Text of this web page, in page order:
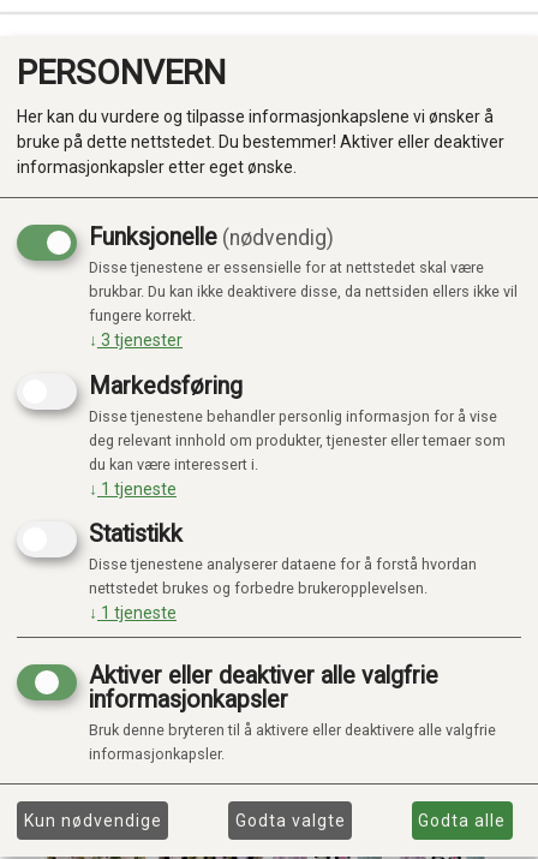
Produkter
Kategorier
Kampanje
PERSONVERN
Her kan du vurdere og tilpasse informasjonkapslene vi ønsker å
bruke på dette nettstedet. Du bestemmer! Aktiver eller deaktiver
informasjonkapsler etter eget ønske.
Funksjonelle (nødvendig)
Disse tjenestene er essensielle for at nettstedet skal være
brukbar. Du kan ikke deaktivere disse, da nettsiden ellers ikke vil
fungere korrekt.
↓ 3 tjenester
Markedsføring
Disse tjenestene behandler personlig informasjon for å vise
deg relevant innhold om produkter, tjenester eller temaer som
du kan være interessert i.
↓ 1 tjeneste
Statistikk
Disse tjenestene analyserer dataene for å forstå hvordan
nettstedet brukes og forbedre brukeropplevelsen.
↓ 1 tjeneste
Aktiver eller deaktiver alle valgfrie
informasjonkapsler
Bruk denne bryteren til å aktivere eller deaktivere alle valgfrie
informasjonkapsler.
Kun nødvendige Godta valgte Godta alle